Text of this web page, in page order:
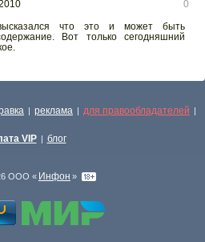
0
что это и может быть
Вот только сегодняшний
| реклама | для правообладателей |
VIP | блог
ООО « Инфон »